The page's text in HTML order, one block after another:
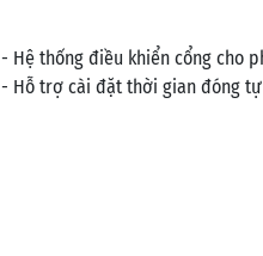
- Hệ thống điều khiển cổng cho
- Hỗ trợ cài đặt thời gian đóng